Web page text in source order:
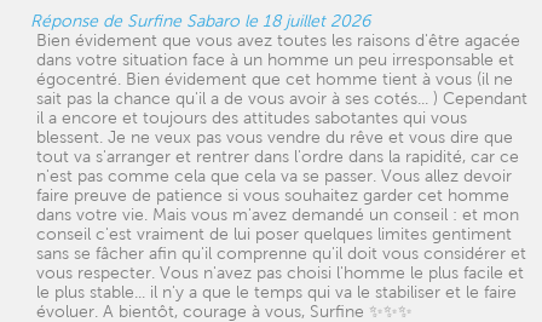
Réponse de Surfine Sabaro le 18 juillet 2026
Bien évidement que vous avez toutes les raisons d'être agacée
dans votre situation face à un homme un peu irresponsable et
égocentré. Bien évidement que cet homme tient à vous (il ne
sait pas la chance qu'il a de vous avoir à ses cotés... ) Cependant
il a encore et toujours des attitudes sabotantes qui vous
blessent. Je ne veux pas vous vendre du rêve et vous dire que
tout va s'arranger et rentrer dans l'ordre dans la rapidité, car ce
n'est pas comme cela que cela va se passer. Vous allez devoir
faire preuve de patience si vous souhaitez garder cet homme
dans votre vie. Mais vous m'avez demandé un conseil : et mon
conseil c'est vraiment de lui poser quelques limites gentiment
sans se fâcher afin qu'il comprenne qu'il doit vous considérer et
vous respecter. Vous n'avez pas choisi l'homme le plus facile et
le plus stable... il n'y a que le temps qui va le stabiliser et le faire
évoluer. A bientôt, courage à vous, Surfine ✨✨✨